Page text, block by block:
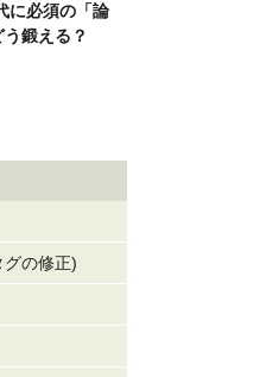
に必須の「論
鍛える？
の修正)